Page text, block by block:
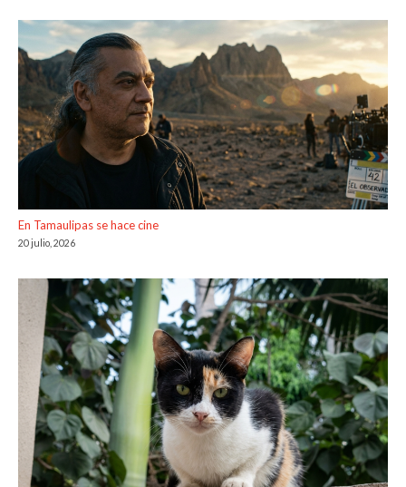
En Tamaulipas se hace cine
20 julio, 2026